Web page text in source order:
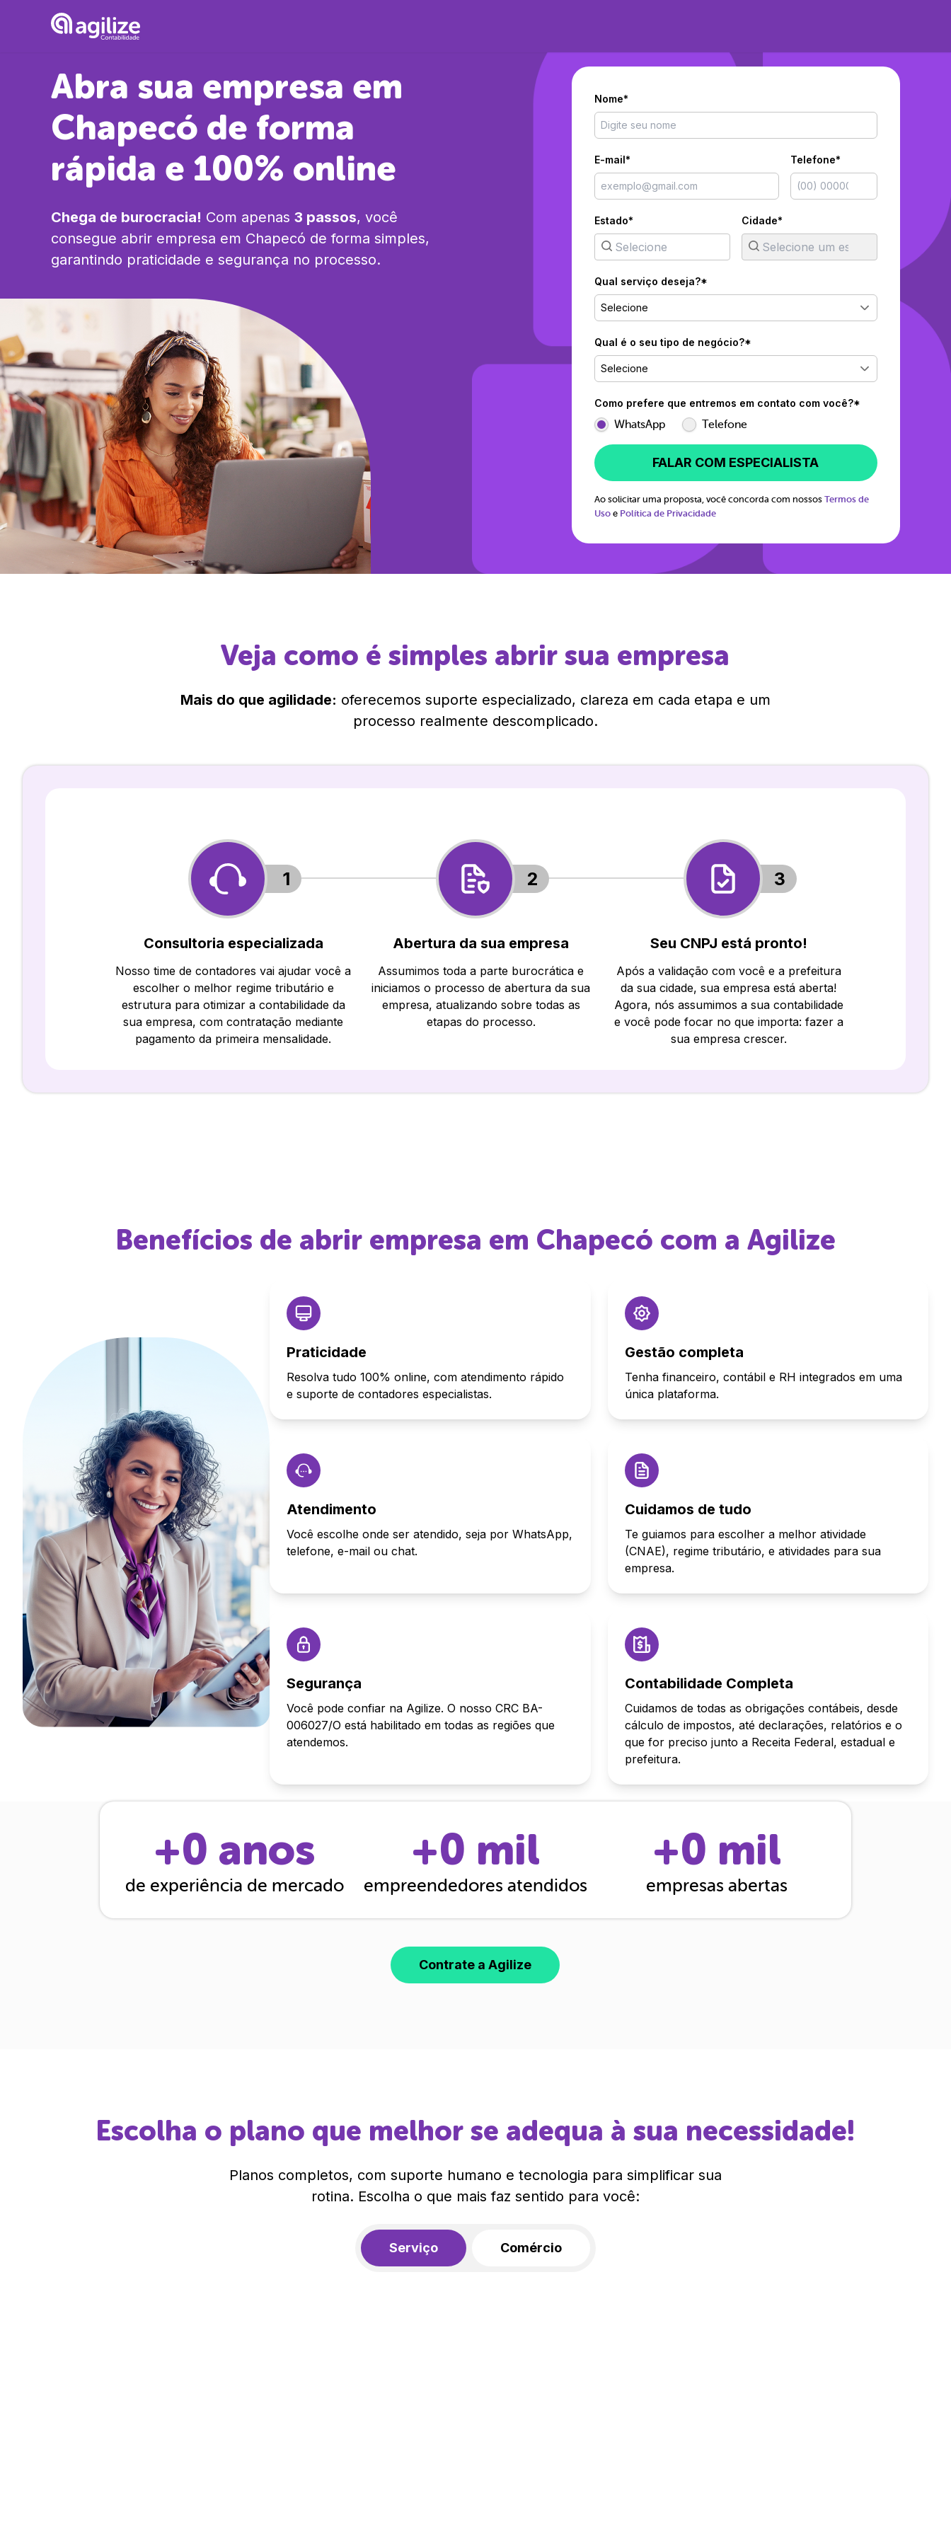
Abra sua empresa em
Chapecó de forma
rápida e 100% online
Chega de burocracia! Com apenas 3 passos, você
consegue abrir empresa em Chapecó de forma simples,
garantindo praticidade e segurança no processo.
Nome*
E-mail* Telefone*
Estado* Cidade*
Qual serviço deseja?*
Selecione
Qual é o seu tipo de negócio?*
Selecione
Como prefere que entremos em contato com você?*
WhatsApp Telefone
FALAR COM ESPECIALISTA
Ao solicitar uma proposta, você concorda com nossos Termos de
Uso e Política de Privacidade
Veja como é simples abrir sua empresa
Mais do que agilidade: oferecemos suporte especializado, clareza em cada etapa e um
processo realmente descomplicado.
1
Consultoria especializada
Nosso time de contadores vai ajudar você a
escolher o melhor regime tributário e
estrutura para otimizar a contabilidade da
sua empresa, com contratação mediante
pagamento da primeira mensalidade.
2
Abertura da sua empresa
Assumimos toda a parte burocrática e
iniciamos o processo de abertura da sua
empresa, atualizando sobre todas as
etapas do processo.
3
Seu CNPJ está pronto!
Após a validação com você e a prefeitura
da sua cidade, sua empresa está aberta!
Agora, nós assumimos a sua contabilidade
e você pode focar no que importa: fazer a
sua empresa crescer.
Benefícios de abrir empresa em Chapecó com a Agilize
Praticidade
Resolva tudo 100% online, com atendimento rápido
e suporte de contadores especialistas.
Gestão completa
Tenha financeiro, contábil e RH integrados em uma
única plataforma.
Atendimento
Você escolhe onde ser atendido, seja por WhatsApp,
telefone, e-mail ou chat.
Cuidamos de tudo
Te guiamos para escolher a melhor atividade
(CNAE), regime tributário, e atividades para sua
empresa.
Segurança
Você pode confiar na Agilize. O nosso CRC BA-
006027/O está habilitado em todas as regiões que
atendemos.
Contabilidade Completa
Cuidamos de todas as obrigações contábeis, desde
cálculo de impostos, até declarações, relatórios e o
que for preciso junto a Receita Federal, estadual e
prefeitura.
+0 anos
de experiência de mercado
+0 mil
empreendedores atendidos
+0 mil
empresas abertas
Contrate a Agilize
Escolha o plano que melhor se adequa à sua necessidade!
Planos completos, com suporte humano e tecnologia para simplificar sua
rotina. Escolha o que mais faz sentido para você:
Serviço Comércio